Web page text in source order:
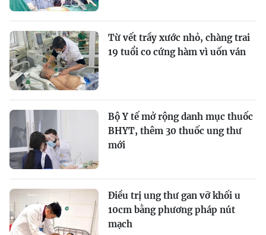
Từ vết trầy xước nhỏ, chàng trai
19 tuổi co cứng hàm vì uốn ván
Bộ Y tế mở rộng danh mục thuốc
BHYT, thêm 30 thuốc ung thư
mới
Điều trị ung thư gan vỡ khối u
10cm bằng phương pháp nút
mạch